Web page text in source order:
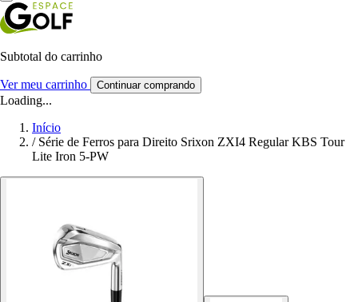
Subtotal do carrinho
Ver meu carrinho Continuar comprando
Loading...
Início
/ Série de Ferros para Direito Srixon ZXI4 Regular KBS Tour
Lite Iron 5-PW